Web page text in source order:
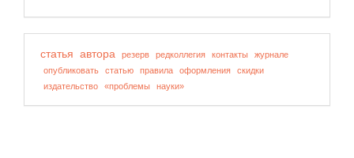
статья автора резерв редколлегия контакты
журнале
опубликовать
статью правила оформления
скидки
издательство
«проблемы науки»